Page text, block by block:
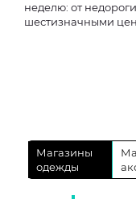
неделю: от
шестизначными
Магазины
одежды